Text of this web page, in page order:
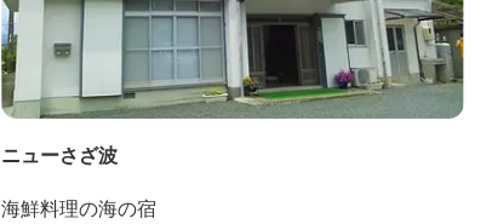
ニューさざ波
海鮮料理の海の宿